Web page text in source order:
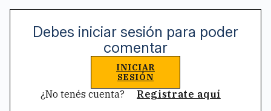
Debes iniciar sesión para poder
comentar
INICIAR
SESIÓN
¿No tenés cuenta? Registrate aquí